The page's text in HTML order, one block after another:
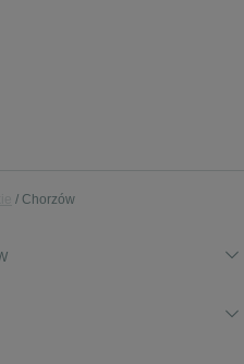
Chorzów